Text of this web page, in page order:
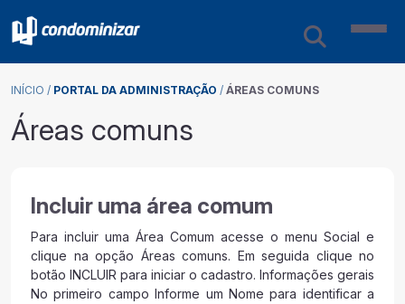
INÍCIO / PORTAL DA ADMINISTRAÇÃO / ÁREAS COMUNS
Áreas comuns
Incluir uma área comum
Para incluir uma Área Comum acesse o menu Social e
clique na opção Áreas comuns. Em seguida clique no
botão INCLUIR para iniciar o cadastro. Informações gerais
No primeiro campo Informe um Nome para identificar a